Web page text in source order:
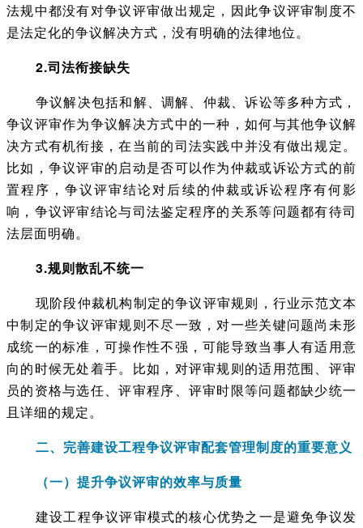
法规中都没有对争议评审做出规定，因此争议评审制度不
是法定化的争议解决方式，没有明确的法律地位。
2.司法衔接缺失
争议解决包括和解、调解、仲裁、诉讼等多种方式，
争议评审作为争议解决方式中的一种，如何与其他争议解
决方式有机衔接，在当前的司法实践中并没有做出规定。
比如，争议评审的启动是否可以作为仲裁或诉讼方式的前
置程序，争议评审结论对后续的仲裁或诉讼程序有何影
响，争议评审结论与司法鉴定程序的关系等问题都有待司
法层面明确。
3.规则散乱不统一
现阶段仲裁机构制定的争议评审规则，行业示范文本
中制定的争议评审规则不尽一致，对一些关键问题尚未形
成统一的标准，可操作性不强，可能导致当事人有适用意
向的时候无处着手。比如，对评审规则的适用范围、评审
员的资格与选任、评审程序、评审时限等问题都缺少统一
且详细的规定。
二、完善建设工程争议评审配套管理制度的重要意义
（一）提升争议评审的效率与质量
建设工程争议评审模式的核心优势之一是避免争议发